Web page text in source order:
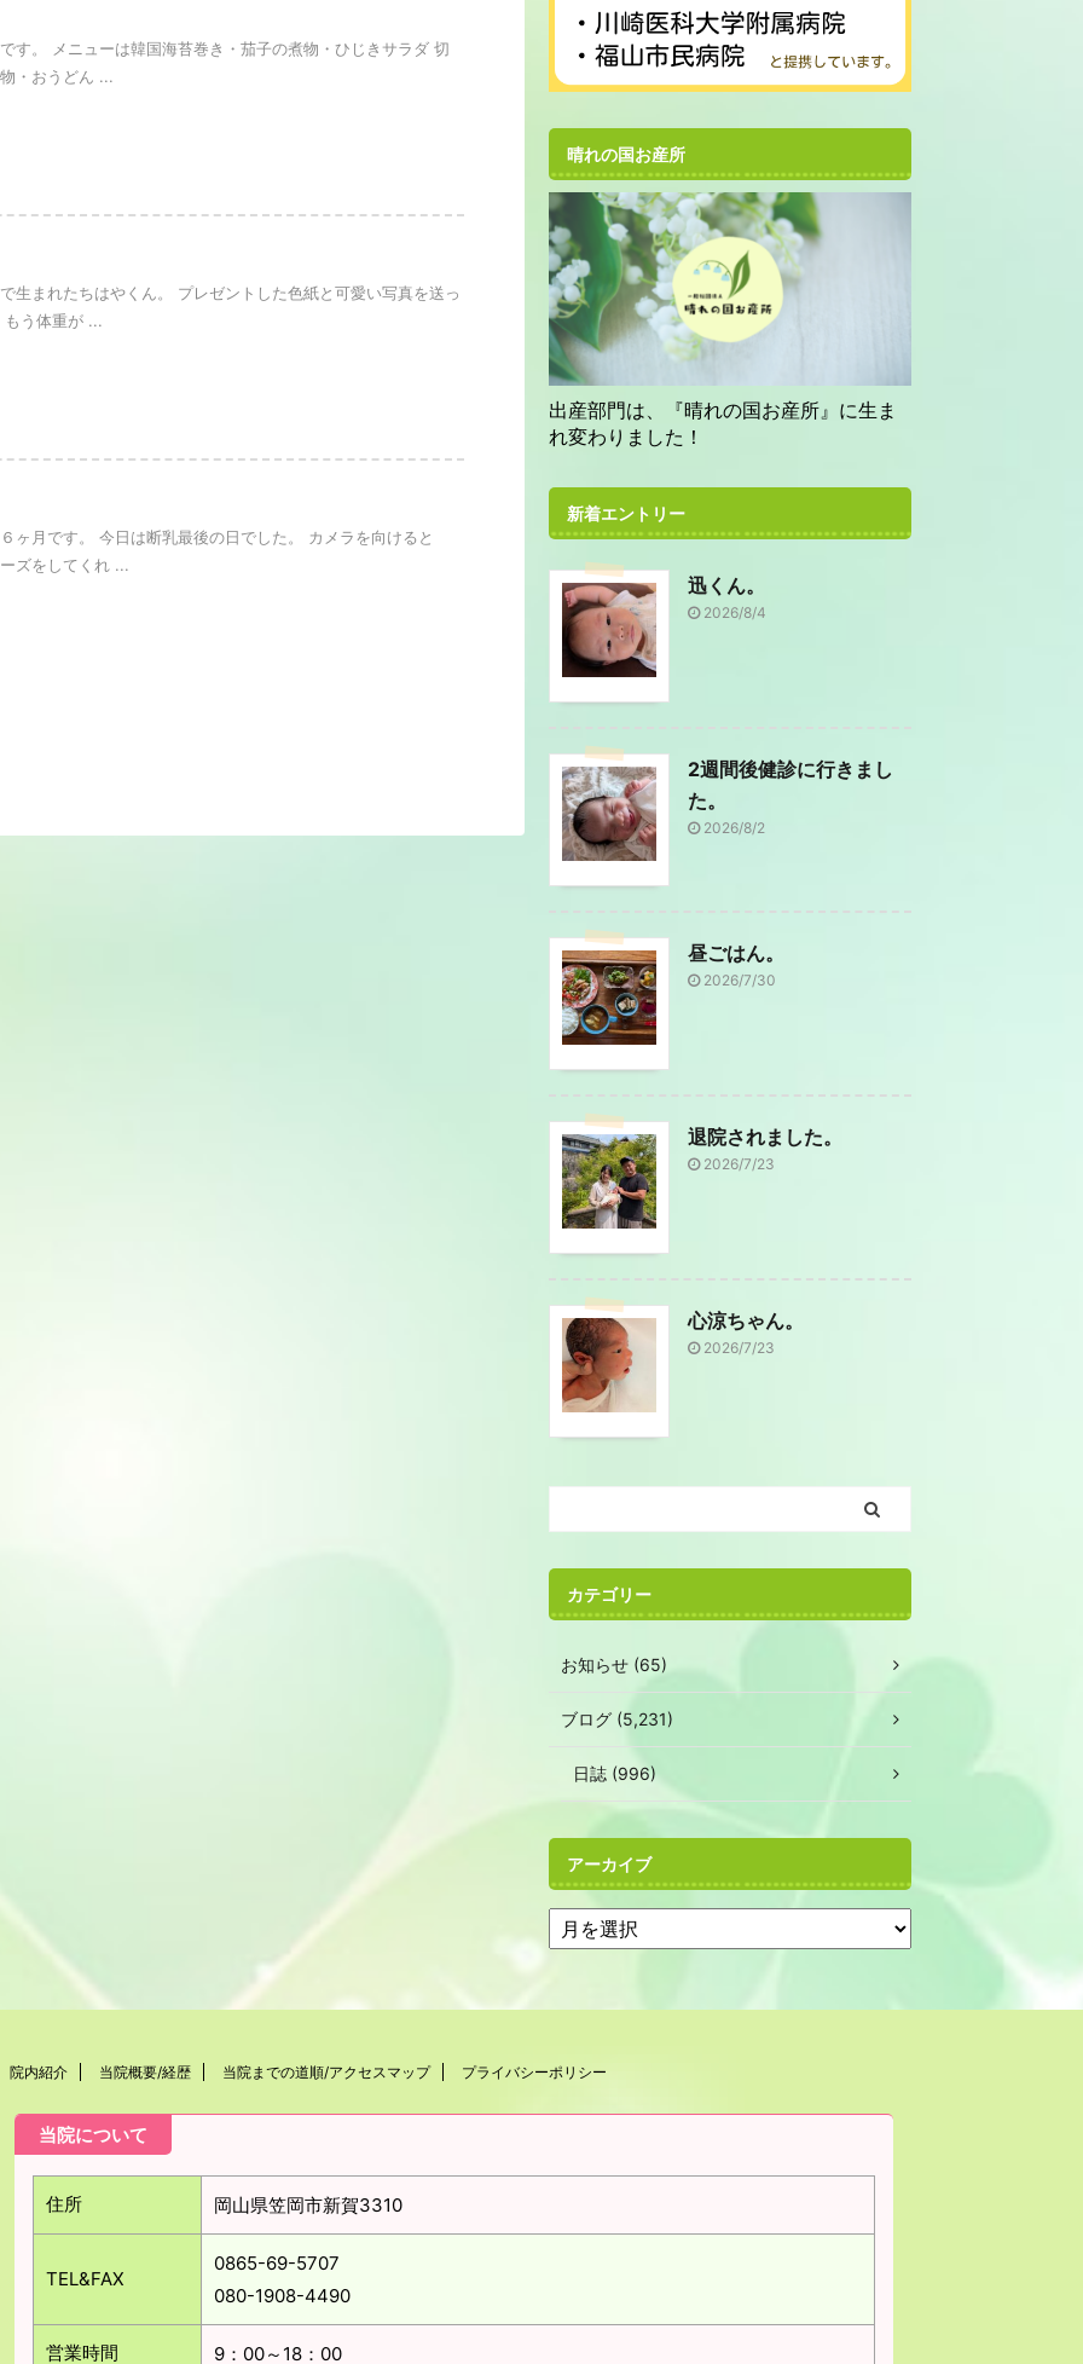
す。 メニューは韓国海苔巻き・茄子の煮物・ひじきサラダ 切
・おうどん ...
生まれたちはやくん。 プレゼントした色紙と可愛い写真を送っ
う体重が ...
ヶ月です。 今日は断乳最後の日でした。 カメラを向けると
ズをしてくれ ...
晴れの国お産所
出産部門は、『晴れの国お産所』に生ま
れ変わりました！
新着エントリー
迅くん。
2026/8/4
2週間後健診に行きまし
た。
2026/8/2
昼ごはん。
2026/7/30
退院されました。
2026/7/23
心涼ちゃん。
2026/7/23
カテゴリー
お知らせ (65)
ブログ (5,231)
日誌 (996)
アーカイブ
院内紹介 当院概要/経歴 当院までの道順/アクセスマップ プライバシーポリシー
当院について
住所 岡山県笠岡市新賀3310
TEL&FAX
0865-69-5707
080-1908-4490
営業時間 9：00～18：00